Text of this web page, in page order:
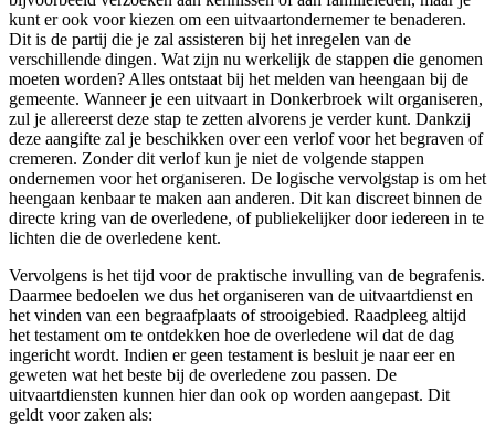
kunt er ook voor kiezen om een uitvaartondernemer te benaderen.
Dit is de partij die je zal assisteren bij het inregelen van de
verschillende dingen. Wat zijn nu werkelijk de stappen die genomen
moeten worden? Alles ontstaat bij het melden van heengaan bij de
gemeente. Wanneer je een uitvaart in Donkerbroek wilt organiseren,
zul je allereerst deze stap te zetten alvorens je verder kunt. Dankzij
deze aangifte zal je beschikken over een verlof voor het begraven of
cremeren. Zonder dit verlof kun je niet de volgende stappen
ondernemen voor het organiseren. De logische vervolgstap is om het
heengaan kenbaar te maken aan anderen. Dit kan discreet binnen de
directe kring van de overledene, of publiekelijker door iedereen in te
lichten die de overledene kent.
Vervolgens is het tijd voor de praktische invulling van de begrafenis.
Daarmee bedoelen we dus het organiseren van de uitvaartdienst en
het vinden van een begraafplaats of strooigebied. Raadpleeg altijd
het testament om te ontdekken hoe de overledene wil dat de dag
ingericht wordt. Indien er geen testament is besluit je naar eer en
geweten wat het beste bij de overledene zou passen. De
uitvaartdiensten kunnen hier dan ook op worden aangepast. Dit
geldt voor zaken als: